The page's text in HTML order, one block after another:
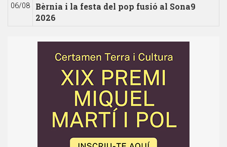
06/08
Bèrnia i la festa del pop fusió al Sona9
2026